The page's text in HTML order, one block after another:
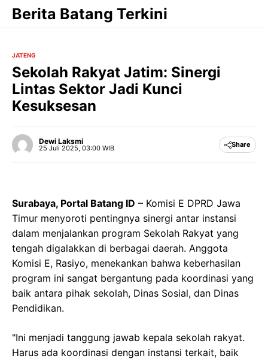
Langsung
Berita Batang Terkini
JATENG
Sekolah Rakyat Jatim: Sinergi
Lintas Sektor Jadi Kunci
Kesuksesan
Dewi Laksmi
25 Juli 2025, 03:00 WIB Share
Surabaya, Portal Batang ID – Komisi E DPRD Jawa
Timur menyoroti pentingnya sinergi antar instansi
dalam menjalankan program Sekolah Rakyat yang
tengah digalakkan di berbagai daerah. Anggota
Komisi E, Rasiyo, menekankan bahwa keberhasilan
program ini sangat bergantung pada koordinasi yang
baik antara pihak sekolah, Dinas Sosial, dan Dinas
Pendidikan.
"Ini menjadi tanggung jawab kepala sekolah rakyat.
Harus ada koordinasi dengan instansi terkait, baik